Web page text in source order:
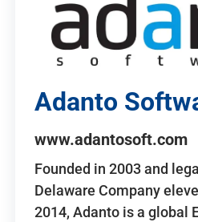
Adanto
www.adantosoft.com
Founded in 2003 and
Delaware Company
2014, Adanto is a global